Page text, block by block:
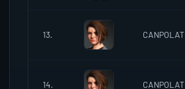
13. CANPOLAT
14. CANPOLAT